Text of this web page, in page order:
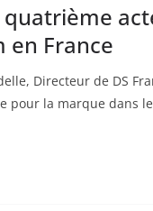
quatrième
en France
Directeur de DS
pour la marque dans